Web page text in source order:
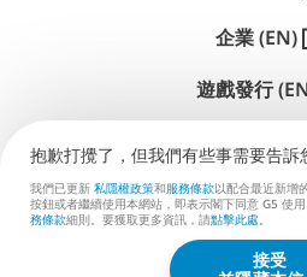
企業 (EN)
遊戲發行
聯絡我們
抱歉打攪了，但我們有些事需要告
我們已更新 私隱權政策和服務條款以配合最近新增
按鈕或者繼續使用本網站，即表示閣下同意 G5 使
務條款細則。要獲取更多資訊，請點擊此處。
接受